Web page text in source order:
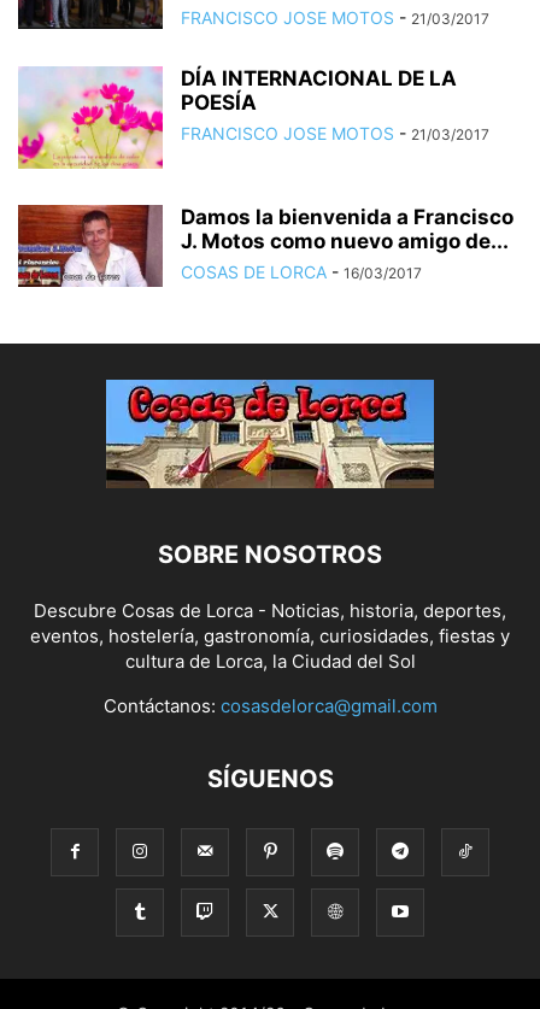
FRANCISCO JOSE MOTOS - 21/03/2017
DÍA INTERNACIONAL DE LA
POESÍA
FRANCISCO JOSE MOTOS - 21/03/2017
Damos la bienvenida a Francisco
J. Motos como nuevo amigo de...
COSAS DE LORCA - 16/03/2017
SOBRE NOSOTROS
Descubre Cosas de Lorca - Noticias, historia, deportes,
eventos, hostelería, gastronomía, curiosidades, fiestas y
cultura de Lorca, la Ciudad del Sol
Contáctanos: cosasdelorca@gmail.com
SÍGUENOS